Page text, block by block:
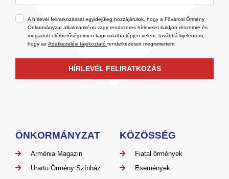
A hírlevél feliratkozással egyidejűleg hozzájárulok, hogy a Fővárosi Örmény
Önkormányzat alkalmankénti vagy rendszeres hírlevelet küldjön részemre és
megadott elérhetőségeimen kapcsolatba lépjen velem, továbbá kijelentem,
hogy az Adatkezelési tájékoztató rendelkezéseit megismertem.
HÍRLEVÉL FELIRATKOZÁS
ÖNKORMÁNYZAT
Arménia Magazin
Urartu Örmény Színház
KÖZÖSSÉG
Fiatal örmények
Események